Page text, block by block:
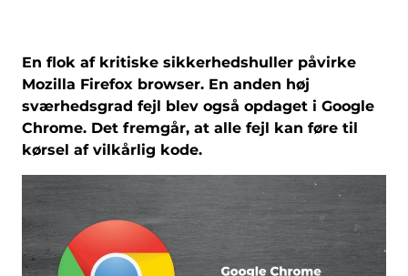
En flok af kritiske sikkerhedshuller påvirke
Mozilla Firefox browser. En anden høj
sværhedsgrad fejl blev også opdaget i Google
Chrome. Det fremgår, at alle fejl kan føre til
kørsel af vilkårlig kode.